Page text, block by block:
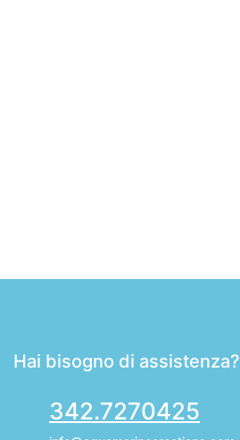
Hai bisogno di assistenza?
342.7270425